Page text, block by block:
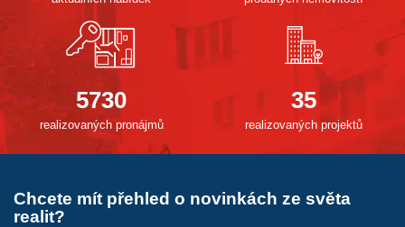
5730
realizovaných pronájmů
35
realizovaných projektů
Chcete mít přehled o novinkách ze světa
realit?